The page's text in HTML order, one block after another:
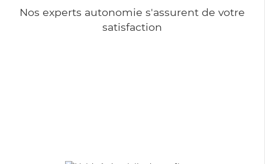
Nos experts autonomie s'assurent de votre
satisfaction